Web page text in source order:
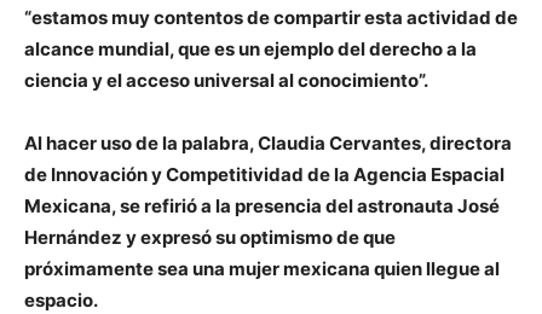
“estamos muy contentos de compartir esta actividad de
alcance mundial, que es un ejemplo del derecho a la
ciencia y el acceso universal al conocimiento”.
Al hacer uso de la palabra, Claudia Cervantes, directora
de Innovación y Competitividad de la Agencia Espacial
Mexicana, se refirió a la presencia del astronauta José
Hernández y expresó su optimismo de que
próximamente sea una mujer mexicana quien llegue al
espacio.